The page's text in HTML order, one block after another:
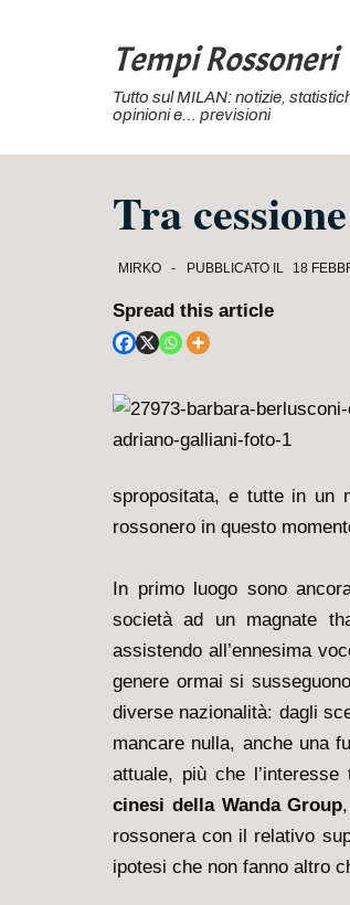
Tempi Rossoneri
Tutto sul MILAN: notizie,
opinioni e… previsioni
Tra
MIRKO PUBBLICATO IL 18
Spread this article
spropositata, e tutte in un
rossonero in questo
In primo luogo sono
società ad un magnate
assistendo all’ennesima
genere ormai si
diverse nazionalità: dagli
mancare nulla, anche una
attuale, più che
cinesi della Wanda Group
rossonera con il relativo
ipotesi che non fanno altro